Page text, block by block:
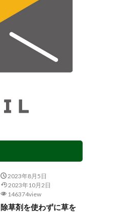
2023年8月5日
2023年10月2日
146374view
除草剤を使わずに草を